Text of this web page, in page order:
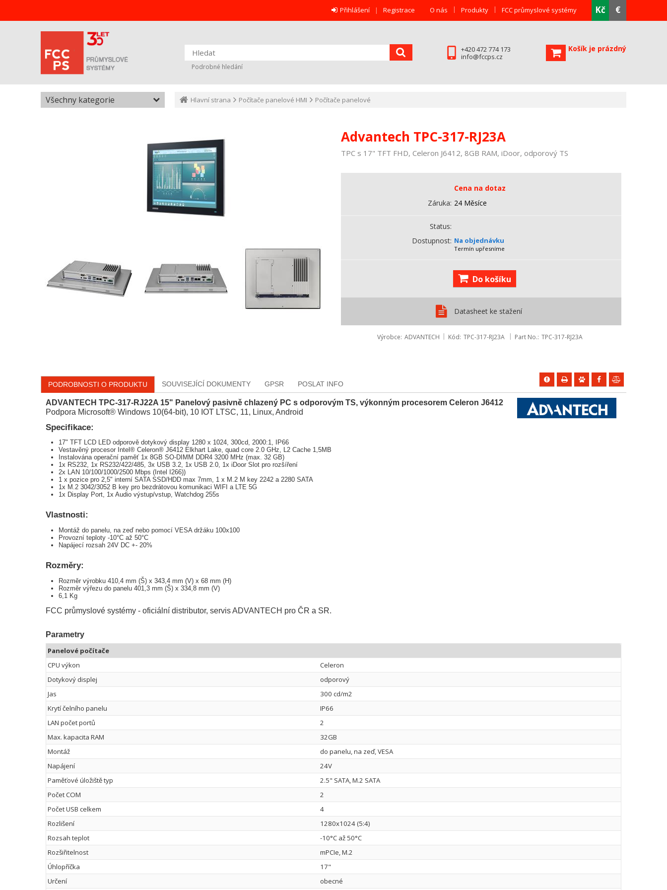
Kč €
O nás Produkty FCC průmyslové systémy
Přihlášení Registrace
Košík je prázdný
+420 472 774 173
info@fccps.cz
Podrobné hledání
Všechny kategorie Hlavní strana Počítače panelové HMI Počítače panelové
Advantech TPC-317-RJ23A
TPC s 17" TFT FHD, Celeron J6412, 8GB RAM, iDoor, odporový TS
Cena na dotaz
Záruka 24 Měsíce
Status
Dostupnost Na objednávku
Termín upřesníme
Do košíku
Datasheet ke stažení
Výrobce ADVANTECH Kód TPC-317-RJ23A Part No. TPC-317-RJ23A
PODROBNOSTI O PRODUKTU SOUVISEJÍCÍ DOKUMENTY GPSR POSLAT INFO
ADVANTECH TPC-317-RJ22A 15" Panelový pasivně chlazený PC s odporovým TS, výkonným procesorem Celeron J6412
Podpora Microsoft® Windows 10(64-bit), 10 IOT LTSC, 11, Linux, Android
Specifikace:
17" TFT LCD LED odporově dotykový display 1280 x 1024, 300cd, 2000:1, IP66
Vestavěný procesor Intel® Celeron® J6412 Elkhart Lake, quad core 2.0 GHz, L2 Cache 1,5MB
Instalována operační paměť 1x 8GB SO-DIMM DDR4 3200 MHz (max. 32 GB)
1x RS232, 1x RS232/422/485, 3x USB 3.2, 1x USB 2.0, 1x iDoor Slot pro rozšíření
2x LAN 10/100/1000/2500 Mbps (Intel I266))
1 x pozice pro 2,5" interní SATA SSD/HDD max 7mm, 1 x M.2 M key 2242 a 2280 SATA
1x M.2 3042/3052 B key pro bezdrátovou komunikaci WIFI a LTE 5G
1x Display Port, 1x Audio výstup/vstup, Watchdog 255s
Vlastnosti:
Montáž do panelu, na zeď nebo pomocí VESA držáku 100x100
Provozní teploty -10°C až 50°C
Napájecí rozsah 24V DC +- 20%
Rozměry:
Rozměr výrobku 410,4 mm (Š) x 343,4 mm (V) x 68 mm (H)
Rozměr výřezu do panelu 401,3 mm (Š) x 334,8 mm (V)
6,1 Kg
FCC průmyslové systémy - oficiální distributor, servis ADVANTECH pro ČR a SR.
Parametry
Panelové počítače
CPU výkon
Celeron
Dotykový displej
odporový
Jas
300 cd/m2
Krytí čelního panelu
IP66
LAN počet portů
2
Max. kapacita RAM
32GB
Montáž
do panelu, na zeď, VESA
Napájení
24V
Paměťové úložiště typ
2.5" SATA, M.2 SATA
Počet COM
2
Počet USB celkem
4
Rozlišení
1280x1024 (5:4)
Rozsah teplot
-10°C až 50°C
Rozšiřitelnost
mPCIe, M.2
Úhlopříčka
17"
Určení
obecné